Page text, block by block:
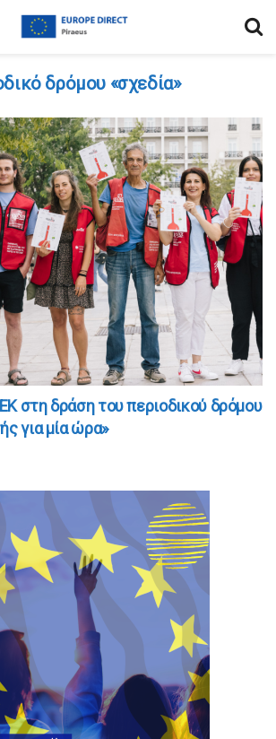
δρόμου «σχεδία»
στη δράση του περιοδικού δρόμου
για μία ώρα»